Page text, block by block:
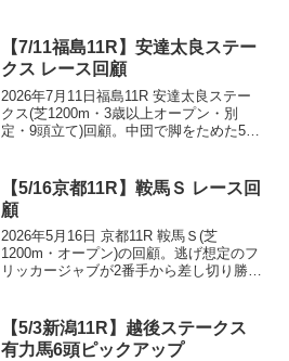
勝。2着は連下△印5番ショウナンアビア
ス、3着には12番人気7番スマートフォル
スが上がり最速で滑り込み。印は1-2着を
捕捉したが、ワイド3点に5番を組み込ま
なかった構成ミスで本線取りこぼしの悔
しい一戦を、ピックアップ6頭と切り馬の
【7/11福島11R】安達太良ステー
クス レース回顧
2026年7月11日福島11R 安達太良ステー
クス(芝1200m・3歳以上オープン・別
定・9頭立て)回顧。中団で脚をためた5番
出した9番人気の無印7番クムシラコがハ
ナ差の2着、好位で運んだ▲9番カウンタ
ーセブンが3着に粘った。本命◎6番クリ
エープキーは逃げて直線で苦しくなり7
着。先行勢に厳しい流れを想定しながら
逃げ馬を本命に選んだ矛盾が表れた一戦
る事後検証記事。
【5/16京都11R】鞍馬Ｓ レース回
顧
2026年5月16日 京都11R 鞍馬Ｓ(芝
1200m・オープン)の回顧。逃げ想定のフ
リッカージャブが2番手から差し切り勝
選び方に課題を残した一戦を振り返りま
す。
【5/3新潟11R】越後ステークス
有力馬6頭ピックアップ